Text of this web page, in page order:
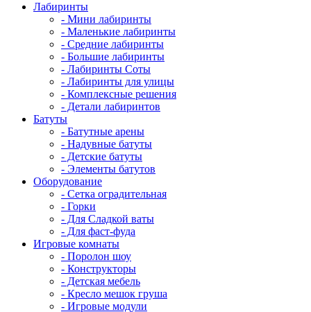
Лабиринты
- Мини лабиринты
- Маленькие лабиринты
- Средние лабиринты
- Большие лабиринты
- Лабиринты Соты
- Лабиринты для улицы
- Комплексные решения
- Детали лабиринтов
Батуты
- Батутные арены
- Надувные батуты
- Детские батуты
- Элементы батутов
Оборудование
- Сетка оградительная
- Горки
- Для Сладкой ваты
- Для фаст-фуда
Игровые комнаты
- Поролон шоу
- Конструкторы
- Детская мебель
- Кресло мешок груша
- Игровые модули